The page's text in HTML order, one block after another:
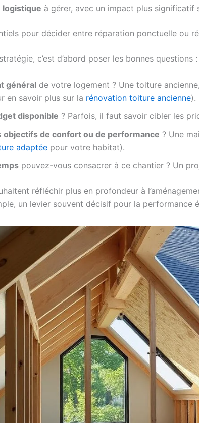
logistique à gérer, avec un impact plus significatif
pour décider entre réparation ponctuelle ou
c’est d’abord poser les bonnes questions :
général de votre logement ? Une toiture
en savoir plus sur la rénovation toiture ancienne).
disponible ? Parfois, il faut savoir cibler les
objectifs de confort ou de performance ? Une
adaptée pour votre habitat).
pouvez-vous consacrer à ce chantier ? Un
réfléchir plus en profondeur à
un levier souvent décisif pour la performance